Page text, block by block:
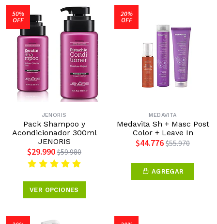
50%
OFF
JENORIS
Pack Shampoo y
Acondicionador 300ml
JENORIS
$29.990 $59.980
VER OPCIONES
20%
OFF
MEDAVITA
Medavita Sh + Masc Post
Color + Leave In
$44.776 $55.970
AGREGAR